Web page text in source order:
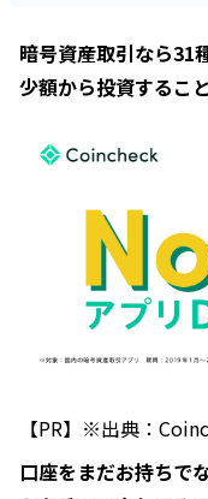
暗号資産取引なら31
少額から投資するこ
【PR】※出典：
口座をまだお持ちで